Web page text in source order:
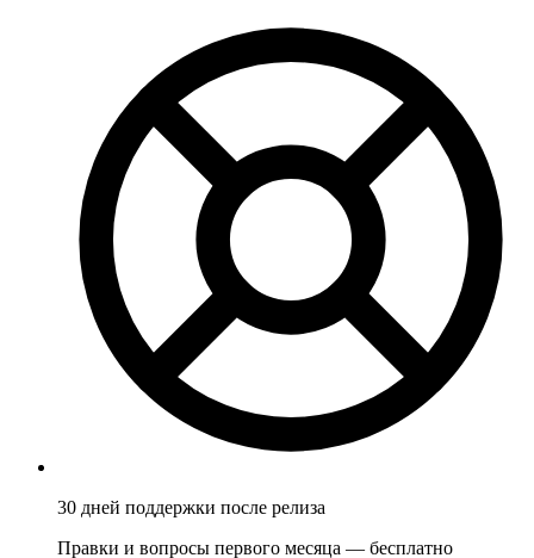
30 дней поддержки после релиза
Правки и вопросы первого месяца — бесплатно